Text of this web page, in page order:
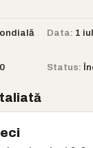
Data: 1
Status: